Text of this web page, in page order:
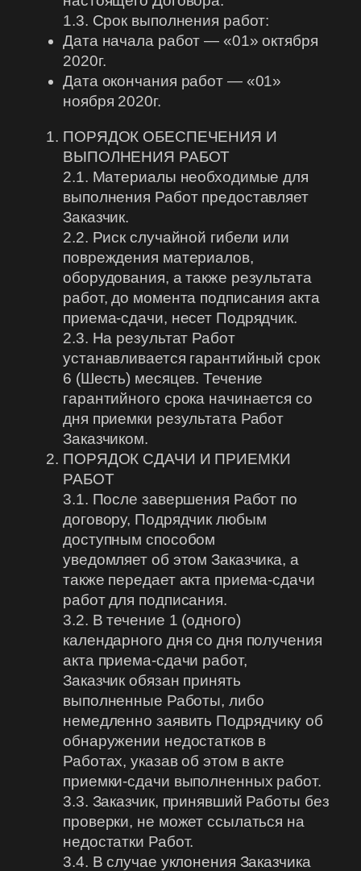
1.3. Срок выполнения работ:
Дата начала работ — «01» октября
2020г.
Дата окончания работ — «01»
ноября 2020г.
ПОРЯДОК ОБЕСПЕЧЕНИЯ И
ВЫПОЛНЕНИЯ РАБОТ
2.1. Материалы необходимые для
выполнения Работ предоставляет
Заказчик.
2.2. Риск случайной гибели или
повреждения материалов,
оборудования, а также результата
работ, до момента подписания акта
приема-сдачи, несет Подрядчик.
2.3. На результат Работ
устанавливается гарантийный срок
6 (Шесть) месяцев. Течение
гарантийного срока начинается со
дня приемки результата Работ
Заказчиком.
ПОРЯДОК СДАЧИ И ПРИЕМКИ
РАБОТ
3.1. После завершения Работ по
договору, Подрядчик любым
доступным способом
уведомляет об этом Заказчика, а
также передает акта приема-сдачи
работ для подписания.
3.2. В течение 1 (одного)
календарного дня со дня получения
акта приема-сдачи работ,
Заказчик обязан принять
выполненные Работы, либо
немедленно заявить Подрядчику об
обнаружении недостатков в
Работах, указав об этом в акте
приемки-сдачи выполненных работ.
3.3. Заказчик, принявший Работы без
проверки, не может ссылаться на
недостатки Работ.
3.4. В случае уклонения Заказчика